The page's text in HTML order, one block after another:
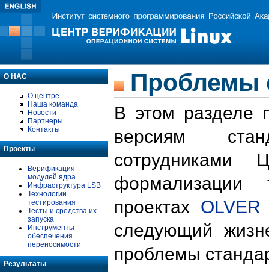
О НАС
О центре
Наша команда
Новости
Партнеры
Контакты
Проекты
Верификация
модулей ядра
Инфраструктура LSB
Технологии
тестирования
Тесты и средства их
запуска
Инструменты
обеспечения
переносимости
Результаты
Проблемы
В этом разделе
версиям
формализации
проектах OLVER
следующий
проблемы